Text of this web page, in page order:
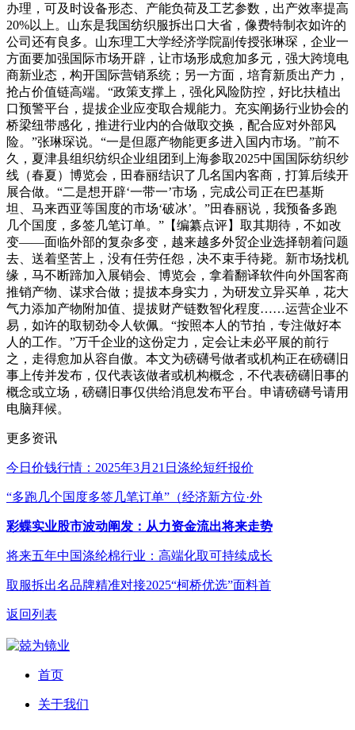
办理，可及时设备形态、产能负荷及工艺参数，出产效率提高
20%以上。山东是我国纺织服拆出口大省，像费特制衣如许的
公司还有良多。山东理工大学经济学院副传授张琳琛，企业一
方面要加强国际市场开辟，让市场形成愈加多元，强大跨境电
商新业态，构开国际营销系统；另一方面，培育新质出产力，
抢占价值链高端。“政策支撑上，强化风险防控，好比扶植出
口预警平台，提拔企业应变取合规能力。充实阐扬行业协会的
桥梁纽带感化，推进行业内的合做取交换，配合应对外部风
险。”张琳琛说。“一是但愿产物能更多进入国内市场。”前不
久，夏津县组织纺织企业组团到上海参取2025中国国际纺织纱
线（春夏）博览会，田春丽结识了几名国内客商，打算后续开
展合做。“二是想开辟‘一带一’市场，完成公司正在巴基斯
坦、马来西亚等国度的市场‘破冰’。”田春丽说，我预备多跑
几个国度，多签几笔订单。”【编纂点评】取其期待，不如改
变——面临外部的复杂多变，越来越多外贸企业选择朝着问题
去、送着坚苦上，没有任劳任怨，决不束手待毙。新市场找机
缘，马不断蹄加入展销会、博览会，拿着翻译软件向外国客商
推销产物、谋求合做；提拔本身实力，为研发立异买单，花大
气力添加产物附加值、提拔财产链数智化程度……运营企业不
易，如许的取韧劲令人钦佩。“按照本人的节拍，专注做好本
人的工作。”万千企业的这份定力，定会让未必平展的前行
之，走得愈加从容自傲。本文为磅礴号做者或机构正在磅礴旧
事上传并发布，仅代表该做者或机构概念，不代表磅礴旧事的
概念或立场，磅礴旧事仅供给消息发布平台。申请磅礴号请用
电脑拜候。
更多资讯
今日价钱行情：2025年3月21日涤纶短纤报价
“多跑几个国度多签几笔订单”（经济新方位·外
彩蝶实业股市波动阐发：从力资金流出将来走势
将来五年中国涤纶棉行业：高端化取可持续成长
取服拆出名品牌精准对接2025“柯桥优选”面料首
返回列表
首页
关于我们